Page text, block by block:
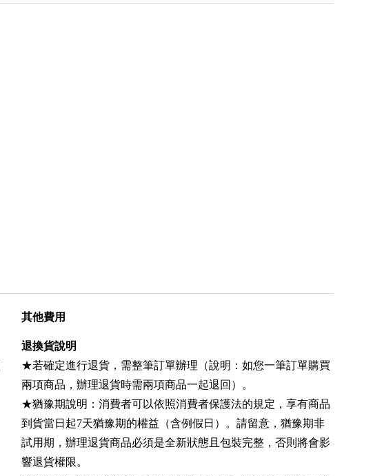
其他費用
退換貨說明
★若確定進行退貨，需整筆訂單辦理（說明：如您一筆訂單購買
兩項商品，辦理退貨時需兩項商品一起退回）。
★猶豫期說明：消費者可以依照消費者保護法的規定，享有商品
到貨當日起7天猶豫期的權益（含例假日）。請留意，猶豫期非
試用期，辦理退貨商品必須是全新狀態且包裝完整，否則將會影
響退貨權限。